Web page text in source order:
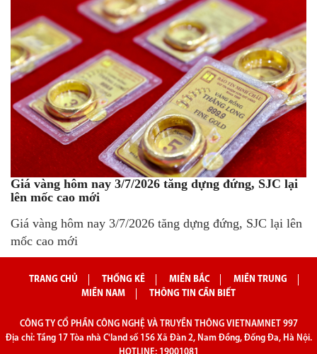
Giá vàng hôm nay 3/7/2026 tăng dựng đứng, SJC lại
lên mốc cao mới
Giá vàng hôm nay 3/7/2026 tăng dựng đứng, SJC lại lên
mốc cao mới
TRANG CHỦ THỐNG KÊ MIỀN BẮC
MIỀN TRUNG
MIỀN NAM
THÔNG TIN CẦN BIẾT
CÔNG TY CỔ PHẦN CÔNG NGHỆ VÀ TRUYỀN THÔNG VIETNAMNET 997
Địa chỉ: Tầng 17 Tòa nhà C'land số 156 Xã Đàn 2, Nam Đồng, Đống Đa, Hà Nội.